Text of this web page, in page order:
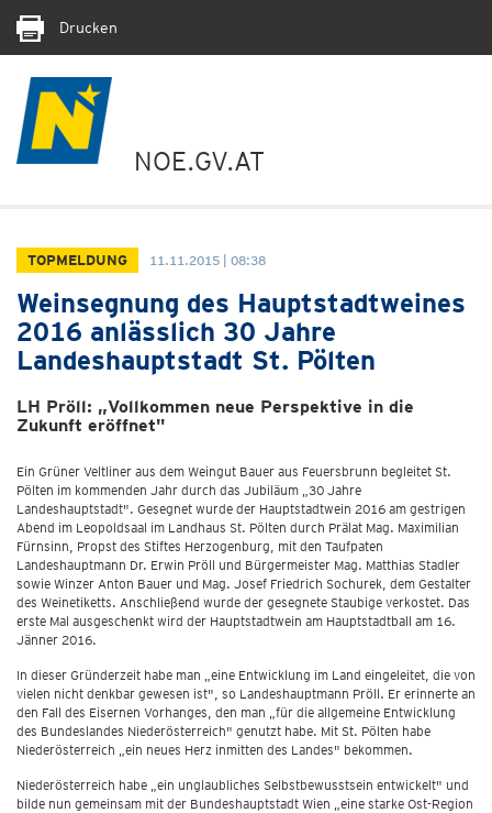
Drucken
NOE.GV.AT
TOPMELDUNG 11.11.2015 | 08:38
Weinsegnung des Hauptstadtweines
2016 anlässlich 30 Jahre
Landeshauptstadt St. Pölten
LH Pröll: „Vollkommen neue Perspektive in die
Zukunft eröffnet"
Ein Grüner Veltliner aus dem Weingut Bauer aus Feuersbrunn begleitet St.
Pölten im kommenden Jahr durch das Jubiläum „30 Jahre
Landeshauptstadt". Gesegnet wurde der Hauptstadtwein 2016 am gestrigen
Abend im Leopoldsaal im Landhaus St. Pölten durch Prälat Mag. Maximilian
Fürnsinn, Propst des Stiftes Herzogenburg, mit den Taufpaten
Landeshauptmann Dr. Erwin Pröll und Bürgermeister Mag. Matthias Stadler
sowie Winzer Anton Bauer und Mag. Josef Friedrich Sochurek, dem Gestalter
des Weinetiketts. Anschließend wurde der gesegnete Staubige verkostet. Das
erste Mal ausgeschenkt wird der Hauptstadtwein am Hauptstadtball am 16.
Jänner 2016.
In dieser Gründerzeit habe man „eine Entwicklung im Land eingeleitet, die von
vielen nicht denkbar gewesen ist", so Landeshauptmann Pröll. Er erinnerte an
den Fall des Eisernen Vorhanges, den man „für die allgemeine Entwicklung
des Bundeslandes Niederösterreich" genutzt habe. Mit St. Pölten habe
Niederösterreich „ein neues Herz inmitten des Landes" bekommen.
Niederösterreich habe „ein unglaubliches Selbstbewusstsein entwickelt" und
bilde nun gemeinsam mit der Bundeshauptstadt Wien „eine starke Ost-Region